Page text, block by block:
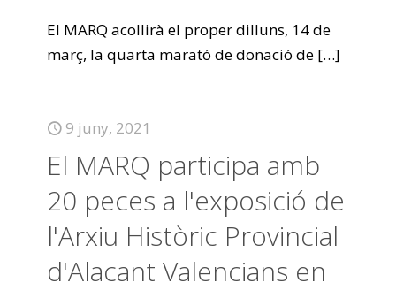
El MARQ acollirà el proper dilluns, 14 de
març, la quarta marató de donació de […]
9 juny, 2021
El MARQ participa amb
20 peces a l'exposició de
l'Arxiu Històric Provincial
d'Alacant Valencians en